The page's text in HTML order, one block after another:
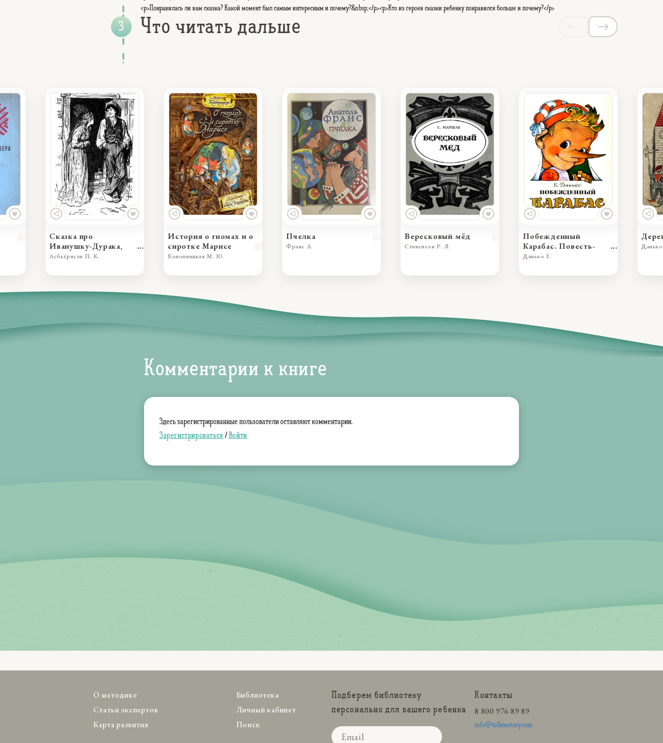
<p>Понравилась ли вам сказка? Какой момент был самым интересным и почему?&nbsp;</p><p>Кто из героев сказки ребенку понравился больше и почему?</p>
Что читать дальше
Сказка про
Иванушку-Дурака,
превзошедшего во
Асбьёрнсен П. К.
История о гномах и о
сиротке Марисе
Конопницкая М. Ю.
Пчелка
Франс А.
Вересковый мёд
Стивенсон Р. Л.
Побежденный
Карабас. Повесть-
сказка
Данько Е.
Комментарии к книге
Здесь зарегистрированные пользователи оставляют комментарии.
Зарегистрироваться/Войти
О методике
Статьи экспертов
Карта развития
Библиотека
Личный кабинет
Поиск
Подберем библиотеку
персонально для вашего ребенка
Контакты
8 800 976 89 89
info@tellmestory.com